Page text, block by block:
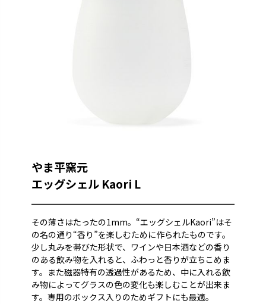
やま平窯元
エッグシェル Kaori L
その薄さはたったの1mm。“エッグシェルKaori”はそ
の名の通り“香り”を楽しむために作られたものです。
少し丸みを帯びた形状で、ワインや日本酒などの香り
のある飲み物を入れると、ふわっと香りが立ちこめま
す。また磁器特有の透過性があるため、中に入れる飲
み物によってグラスの色の変化も楽しむことが出来ま
す。専用のボックス入りのためギフトにも最適。